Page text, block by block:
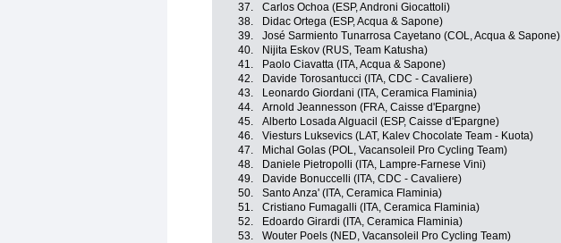
37.
Carlos Ochoa (ESP, Androni Giocattoli)
38.
Didac Ortega (ESP, Acqua & Sapone)
39.
José Sarmiento Tunarrosa Cayetano (COL, Acqua & Sapone)
40.
Nijita Eskov (RUS, Team Katusha)
41.
Paolo Ciavatta (ITA, Acqua & Sapone)
42.
Davide Torosantucci (ITA, CDC - Cavaliere)
43.
Leonardo Giordani (ITA, Ceramica Flaminia)
44.
Arnold Jeannesson (FRA, Caisse d'Epargne)
45.
Alberto Losada Alguacil (ESP, Caisse d'Epargne)
46.
Viesturs Luksevics (LAT, Kalev Chocolate Team - Kuota)
47.
Michal Golas (POL, Vacansoleil Pro Cycling Team)
48.
Daniele Pietropolli (ITA, Lampre-Farnese Vini)
49.
Davide Bonuccelli (ITA, CDC - Cavaliere)
50.
Santo Anza' (ITA, Ceramica Flaminia)
51.
Cristiano Fumagalli (ITA, Ceramica Flaminia)
52.
Edoardo Girardi (ITA, Ceramica Flaminia)
53.
Wouter Poels (NED, Vacansoleil Pro Cycling Team)